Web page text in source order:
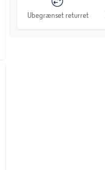
Ubegrænset returret